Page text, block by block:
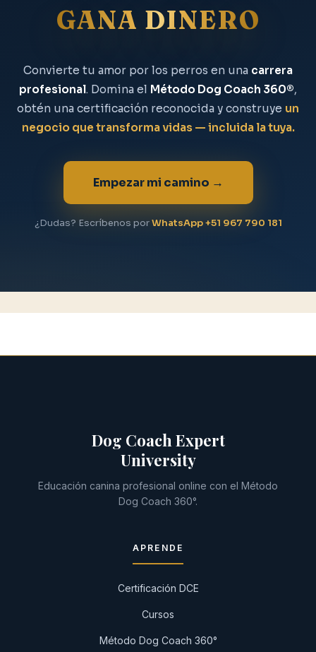
GANA DINERO
Convierte tu amor por los perros en una carrera
profesional. Domina el Método Dog Coach 360®,
obtén una certificación reconocida y construye un
negocio que transforma vidas — incluida la tuya.
Empezar mi camino →
¿Dudas? Escríbenos porWhatsApp +51 967 790 181
Dog Coach Expert
University
Educación canina profesional online con el Método
Dog Coach 360°.
APRENDE
Certificación DCE
Cursos
Método Dog Coach 360°